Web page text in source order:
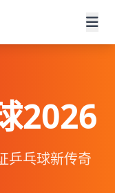
2026
乒乓球新传奇